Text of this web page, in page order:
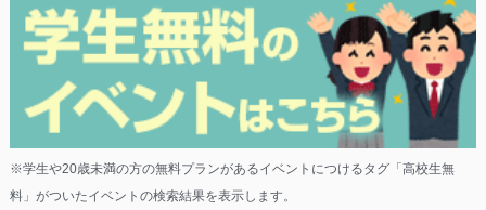
※学生や20歳未満の方の無料プランがあるイベントにつけるタグ「高校生無
料」がついたイベントの検索結果を表示します。